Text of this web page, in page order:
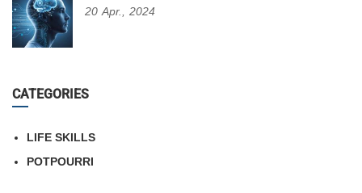
20 Apr., 2024
CATEGORIES
LIFE SKILLS
POTPOURRI